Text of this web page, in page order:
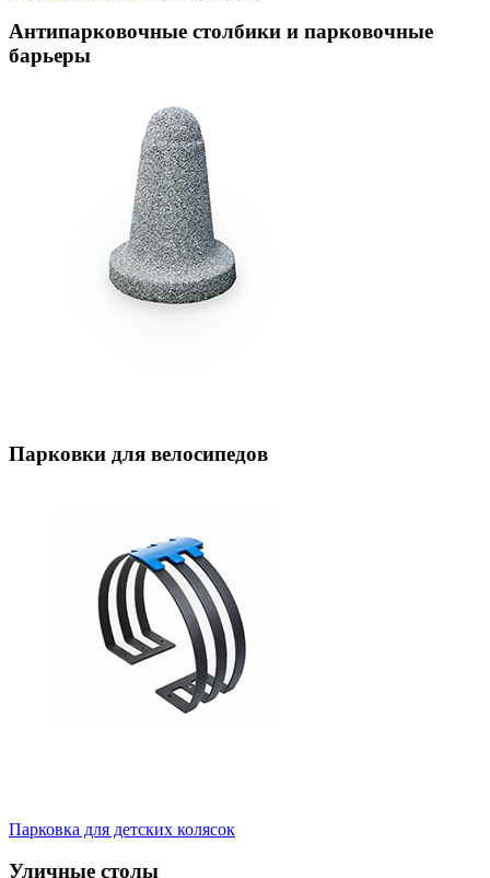
Антипарковочные столбики и парковочные
барьеры
Парковки для велосипедов
Парковка для детских колясок
Уличные столы